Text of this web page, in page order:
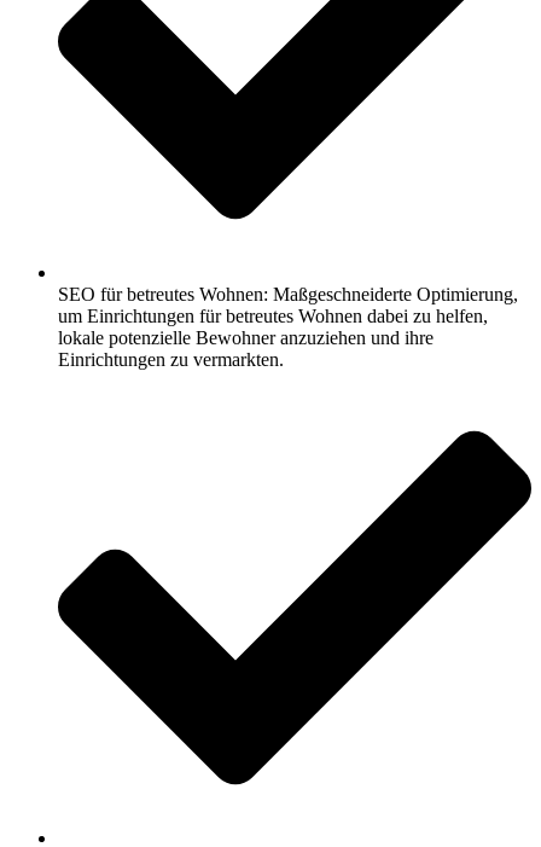
SEO für betreutes Wohnen: Maßgeschneiderte Optimierung,
um Einrichtungen für betreutes Wohnen dabei zu helfen,
lokale potenzielle Bewohner anzuziehen und ihre
Einrichtungen zu vermarkten.